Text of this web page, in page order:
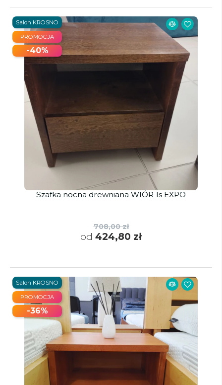
Szafka nocna drewniana WIÓR 1s EXPO
708,00 zł
od 424,80 zł
PROMOCJA
-40%
Salon KROSNO
PROMOCJA
-36%
Salon KROSNO